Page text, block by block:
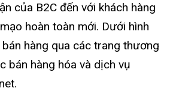
của B2C đến với khách hàng
hoàn toàn mới. Dưới hình
hàng qua các trang thương
bán hàng hóa và dịch vụ